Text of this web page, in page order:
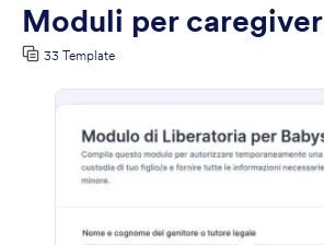
Moduli per caregiver
33 Template